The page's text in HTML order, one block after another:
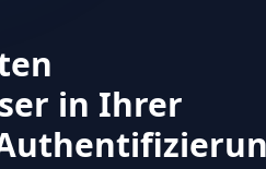
in Ihrer